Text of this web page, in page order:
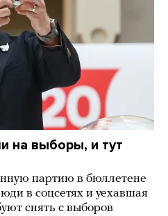
на выборы, и тут
партию в бюллетене
в соцсетях и уехавшая
снять с выборов